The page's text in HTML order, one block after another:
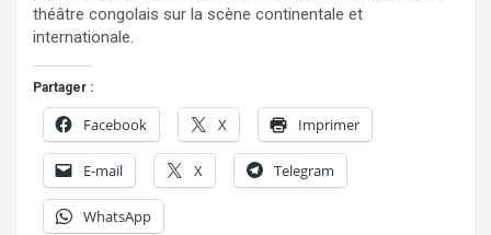
théâtre congolais sur la scène continentale et
internationale.
Partager :
Facebook X Imprimer
E-mail X Telegram
WhatsApp